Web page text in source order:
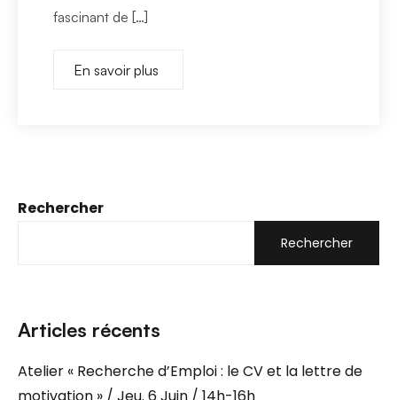
Rechercher
Rechercher
Articles récents
Atelier « Recherche d’Emploi : le CV et la lettre de
fascinant de […]
En savoir plus